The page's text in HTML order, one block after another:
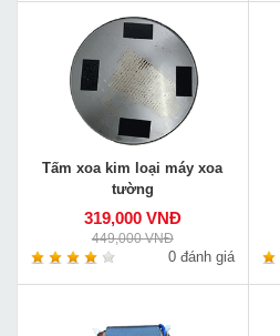
Tấm xoa kim loại máy xoa
tường
319,000 VNĐ
449,000 VNĐ
0 đánh giá